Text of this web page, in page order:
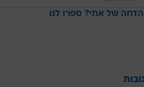
של אתי? ספרו לנו